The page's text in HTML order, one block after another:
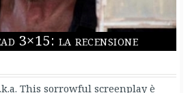
3×15: la recensione
This sorrowful screenplay è